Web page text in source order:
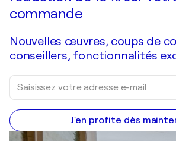
commande
Nouvelles œuvres, coups de
conseillers, fonctionnalités
J'en profite dès